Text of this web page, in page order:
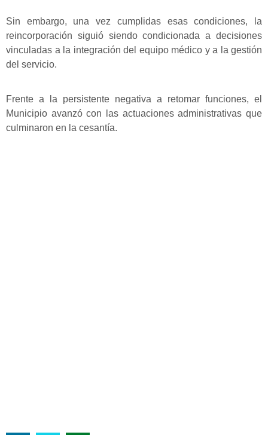
Sin embargo, una vez cumplidas esas condiciones, la
reincorporación siguió siendo condicionada a decisiones
vinculadas a la integración del equipo médico y a la gestión
del servicio.
Frente a la persistente negativa a retomar funciones, el
Municipio avanzó con las actuaciones administrativas que
culminaron en la cesantía.